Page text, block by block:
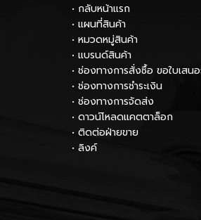
• กลับหน้าแรก
• แผนที่สินค้า
• หมวดหมู่สินค้า
• แบรนด์สินค้า
• ช่องทางการสั่งซื้อ ขอใบเสนอ
• ช่องทางการชำระเงิน
• ช่องทางการจัดส่ง
• ดาวน์โหลดแคตตาล็อก
• ติดต่อฝ่ายขาย
• ลิงค์